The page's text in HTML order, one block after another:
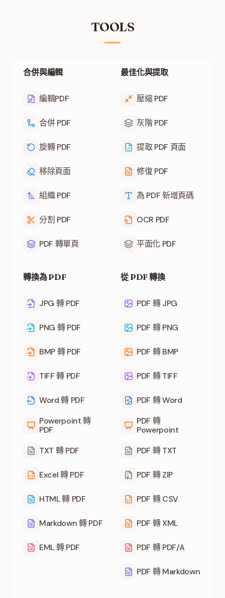
TOOLS
合併與編輯
編輯PDF
合併 PDF
旋轉 PDF
移除頁面
組織 PDF
分割 PDF
PDF 轉單頁
最佳化與提取
壓縮 PDF
灰階 PDF
提取 PDF 頁面
修復 PDF
為 PDF 新增頁碼
OCR PDF
平面化 PDF
轉換為 PDF
JPG 轉 PDF
PNG 轉 PDF
BMP 轉 PDF
TIFF 轉 PDF
Word 轉 PDF
Powerpoint 轉
PDF
TXT 轉 PDF
Excel 轉 PDF
HTML 轉 PDF
Markdown 轉 PDF
EML 轉 PDF
從 PDF 轉換
PDF 轉 JPG
PDF 轉 PNG
PDF 轉 BMP
PDF 轉 TIFF
PDF 轉 Word
PDF 轉
Powerpoint
PDF 轉 TXT
PDF 轉 ZIP
PDF 轉 CSV
PDF 轉 XML
PDF 轉 PDF/A
PDF 轉 Markdown